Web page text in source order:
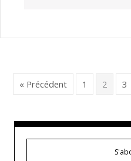
« Précédent 1 2 3